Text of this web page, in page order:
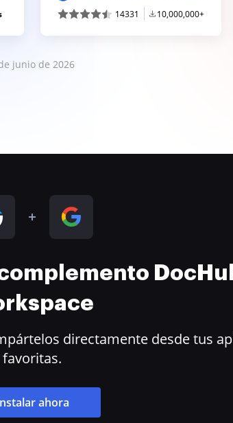
14331 10,000,000+
junio de 2026
directamente desde tus
favoritas.
ahora